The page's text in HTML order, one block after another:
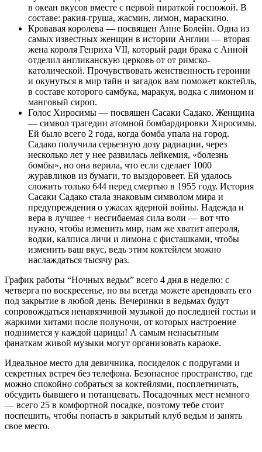
в океан вкусов вместе с первой пираткой госпожой. В
составе: ракия-груша, жасмин, лимон, мараскино.
Кровавая королева — посвящен Анне Болейн. Одна из
самых известных женщин в истории Англии — вторая
жена короля Генриха VII, который ради брака с Анной
отделил англиканскую церковь от от римско-
католической. Прочувствовать женственность героини
и окунуться в мир тайн и загадок вам поможет коктейль,
в составе которого самбука, маракуя, водка с лимоном и
манговый сироп.
Голос Хиросимы — посвящен Сасаки Садако. Женщина
— символ трагедии атомной бомбардировки Хиросимы.
Ей было всего 2 года, когда бомба упала на город.
Садако получила серьезную дозу радиации, через
несколько лет у нее развилась лейкемия, «болезнь
бомбы», но она верила, что если сделает 1000
журавликов из бумаги, то выздоровеет. Ей удалось
сложить только 644 перед смертью в 1955 году. История
Сасаки Садако стала знаковым символом мира и
предупреждения о ужасах ядерной войны. Надежда и
вера в лучшее + несгибаемая сила воли — вот что
нужно, чтобы изменить мир, нам же хватит апероля,
водки, калписа личи и лимона с фисташками, чтобы
изменить ваш вкус, ведь этим коктейлем можно
наслаждаться тысячу раз.
График работы “Ночных ведьм” всего 4 дня в неделю: с
четверга по воскресенье, но вы всегда можете арендовать его
под закрытие в любой день. Вечеринки в ведьмах будут
сопровождаться ненавязчивой музыкой до последней гостьи и
жаркими хитами после полуночи, от которых настроение
поднимется у каждой царицы! А самым ненасытным
фанаткам живой музыки могут организовать караоке.
Идеальное место для девичника, посиделок с подругами и
секретных встреч без телефона. Безопасное пространство, где
можно спокойно собраться за коктейлями, посплетничать,
обсудить бывшего и потанцевать. Посадочных мест немного
— всего 25 в комфортной посадке, поэтому тебе стоит
поспешить, чтобы попасть в закрытый клуб ведьм и занять
свое место.